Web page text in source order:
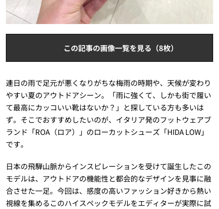
この記事の画像一覧を見る（8枚）
連日の雨で足元が悪くなりがちな梅雨の時期や、天候が変わり
やすい夏のアウトドアシーン。「雨に強くて、しかも街で履い
て最高にカッコいい靴はないか？」と探している方も多いは
ず。そこでおすすめしたいのが、イタリア発のフットウェアブ
ランド「ROA（ロア）」のローカットシューズ「HIDA LOW」
です。
日本の飛騨山脈からインスピレーションを受けて誕生したこの
モデルは、アウトドアの機能性と都会的なデザインを見事に融
合させた一足。今回は、感度の高いファッション好きから熱い
視線を集めるこのハイスペックモデルをエディターが実際に試